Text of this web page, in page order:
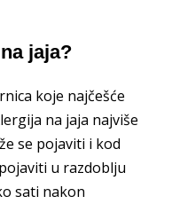
jaja?
koje najčešće
na jaja najviše
se pojaviti i kod
u razdoblju
sati nakon